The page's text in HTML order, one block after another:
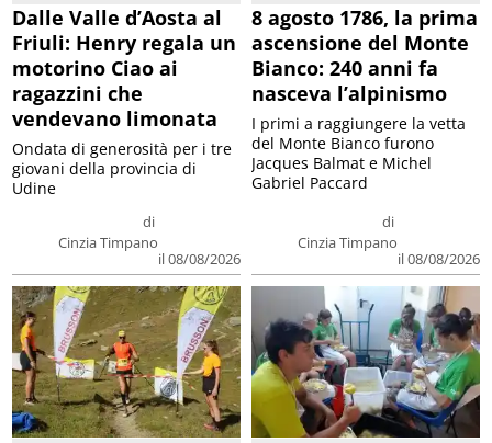
Dalle Valle d’Aosta al
Friuli: Henry regala un
motorino Ciao ai
ragazzini che
vendevano limonata
di
Cinzia Timpano
il 08/08/2026
Ondata di generosità per i tre
giovani della provincia di
Udine
8 agosto 1786, la prima
ascensione del Monte
Bianco: 240 anni fa
nasceva l’alpinismo
di
Cinzia Timpano
il 08/08/2026
I primi a raggiungere la vetta
del Monte Bianco furono
Jacques Balmat e Michel
Gabriel Paccard